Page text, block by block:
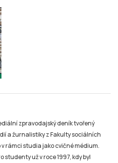
zpravodajský deník tvořený
a žurnalistiky z Fakulty sociálních
rámci studia jako cvičné médium.
studenty už v roce 1997, kdy byl